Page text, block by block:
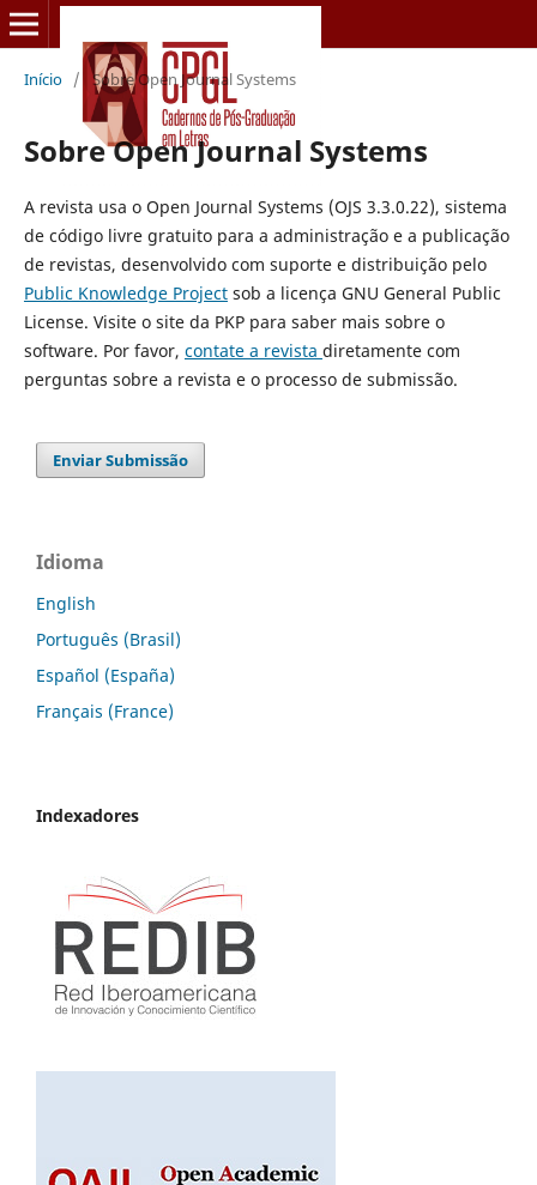
Início / Sobre Open Journal Systems
Sobre Open Journal Systems
A revista usa o Open Journal Systems (OJS 3.3.0.22), sistema
de código livre gratuito para a administração e a publicação
de revistas, desenvolvido com suporte e distribuição pelo
Public Knowledge Projectsob a licença GNU General Public
License. Visite o site da PKP para saber mais sobre o
software. Por favor, contate a revista diretamente com
perguntas sobre a revista e o processo de submissão.
Enviar Submissão
Idioma
English
Português (Brasil)
Español (España)
Français (France)
Indexadores